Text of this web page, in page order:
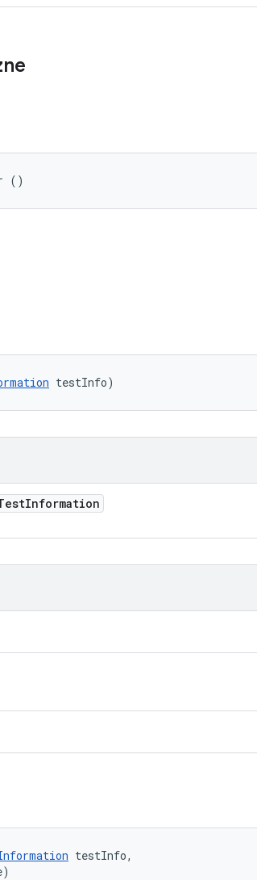
()
testInfo)
Information
testInfo,